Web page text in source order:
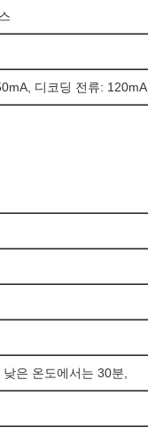
디코딩 전류: 120mA
은 온도에서는 30분,